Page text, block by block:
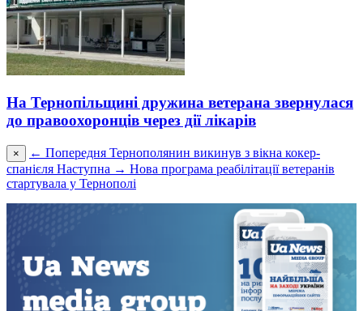
На Тернопільщині дружина ветерана звернулася
до правоохоронців через дії лікарів
× ← Попередня Тернополянин викинув з вікна кокер-
спанієля Наступна → Нова програма реабілітації ветеранів
стартувала у Тернополі